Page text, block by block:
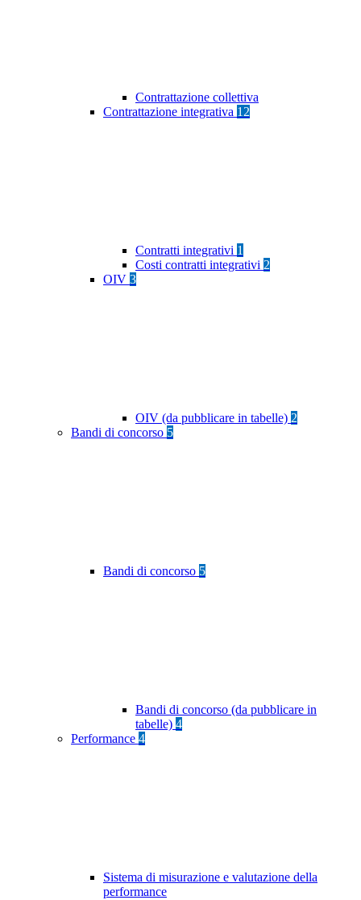
Contrattazione collettiva
Contrattazione integrativa 12
Contratti integrativi 1
Costi contratti integrativi 2
OIV 3
OIV (da pubblicare in tabelle) 2
Bandi di concorso 5
Bandi di concorso 5
Bandi di concorso (da pubblicare in
tabelle) 4
Performance 4
Sistema di misurazione e valutazione della
performance